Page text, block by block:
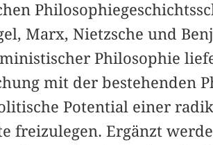
Marx, Nietzsche und
Philosophie
mit der bestehenden
Potential einer
freizulegen. Ergänzt